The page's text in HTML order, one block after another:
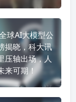
球AI大模型公
揭晓，科大讯
压轴出场，人
来可期！